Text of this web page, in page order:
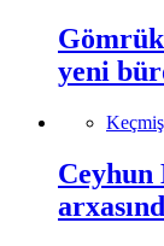
yeni